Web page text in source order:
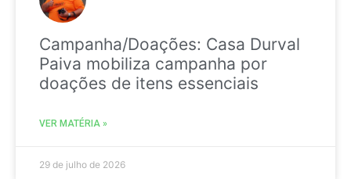
Campanha/Doações: Casa Durval
Paiva mobiliza campanha por
doações de itens essenciais
VER MATÉRIA »
29 de julho de 2026